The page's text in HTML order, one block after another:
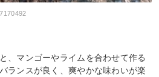
、マンゴーやライムを合わせて作る
ランスが良く、爽やかな味わいが楽